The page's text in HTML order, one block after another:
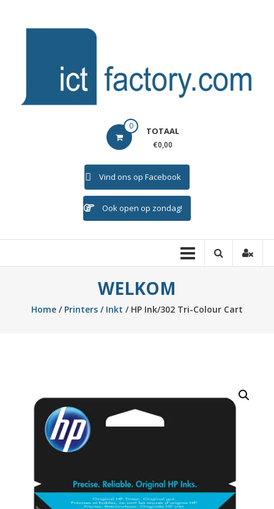
ICTFACTORY 0 TOTAAL
€0,00
Vind ons op Facebook
Ook open op zondag!
WELKOM
Home/ Printers/ Inkt / HP Ink/302 Tri-Colour Cart